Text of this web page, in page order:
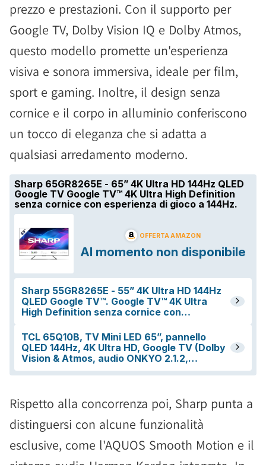
prezzo e prestazioni. Con il supporto per
Google TV, Dolby Vision IQ e Dolby Atmos,
questo modello promette un'esperienza
visiva e sonora immersiva, ideale per film,
sport e gaming. Inoltre, il design senza
cornice e il corpo in alluminio conferiscono
un tocco di eleganza che si adatta a
qualsiasi arredamento moderno.
Rispetto alla concorrenza poi, Sharp punta a
distinguersi con alcune funzionalità
esclusive, come l'AQUOS Smooth Motion e il